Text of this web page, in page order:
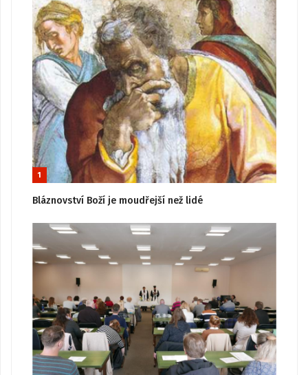
1
Bláznovství Boží je moudřejší než lidé